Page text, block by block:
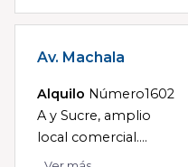
Av. Machala
Alquilo Número1602
A y Sucre, amplio
local comercial....